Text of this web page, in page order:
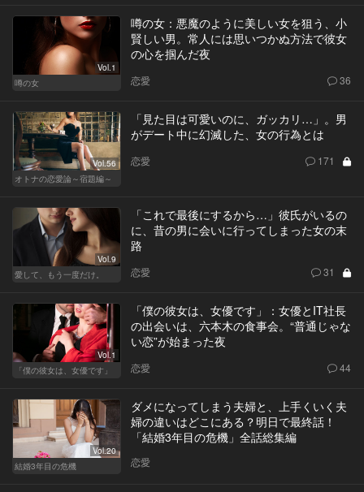
Vol.1
噂の女
噂の女：悪魔のように美しい女を狙う、小
賢しい男。常人には思いつかぬ方法で彼女
の心を掴んだ夜
恋愛 36
Vol.56
オトナの恋愛論～宿題編～
「見た目は可愛いのに、ガッカリ…」。男
がデート中に幻滅した、女の行為とは
恋愛 171
Vol.9
愛して、もう一度だけ。
「これで最後にするから…」彼氏がいるの
に、昔の男に会いに行ってしまった女の末
路
恋愛 31
Vol.1
「僕の彼女は、女優です」
「僕の彼女は、女優です」：女優とIT社長
の出会いは、六本木の食事会。“普通じゃな
い恋”が始まった夜
恋愛 44
Vol.20
結婚3年目の危機
ダメになってしまう夫婦と、上手くいく夫
婦の違いはどこにある？明日で最終話！
「結婚3年目の危機」全話総集編
恋愛